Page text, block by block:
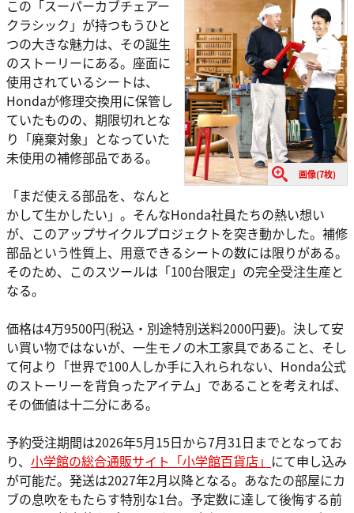
画像(7枚)
この「スーパーカブチェアー
クラシック」が持つもうひと
つの大きな魅力は、その誕生
のストーリーにある。座面に
使用されているシートは、
Hondaが修理交換用に保管し
ていたものの、期限切れとな
り「廃棄対象」となっていた
未使用の補修部品である。
「まだ使える部品を、なんと
かして生かしたい」。そんなHonda社員たちの熱い想い
が、このアップサイクルプロジェクトを突き動かした。補修
部品という性質上、用意できるシートの数には限りがある。
そのため、このスツールは「100台限定」の完全受注生産と
なる。
価格は4万9500円(税込・別途特別送料2000円要)。決して安
い買い物ではないが、一生モノの木工家具であること、そし
て何より「世界で100人しか手に入れられない、Honda公式
のストーリーを背負ったアイテム」であることを考えれば、
その価値は十二分にある。
予約受注期間は2026年5月15日から7月31日までとなってお
り、 小学館の総合通販サイト「小学館百貨店」 にて申し込み
が可能だ。発送は2027年2月以降となる。あなたの部屋にカ
ブの息吹をもたらす特別な1台。予定数に達して後悔する前